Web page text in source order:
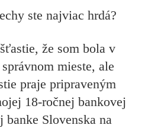
ste najviac hrdá?
že som bola v
mieste, ale
praje pripraveným
18-ročnej bankovej
Slovenska na